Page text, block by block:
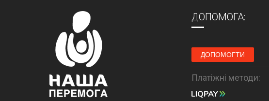
ДОПОМОГА:
ДОПОМОГТИ
Платіжні методи: